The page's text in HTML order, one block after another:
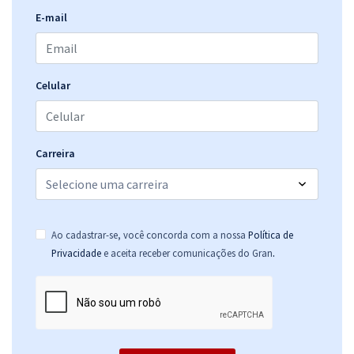
E-mail
Celular
Carreira
Ao cadastrar-se, você concorda com a nossa Política de
Privacidade e aceita receber comunicações do Gran.